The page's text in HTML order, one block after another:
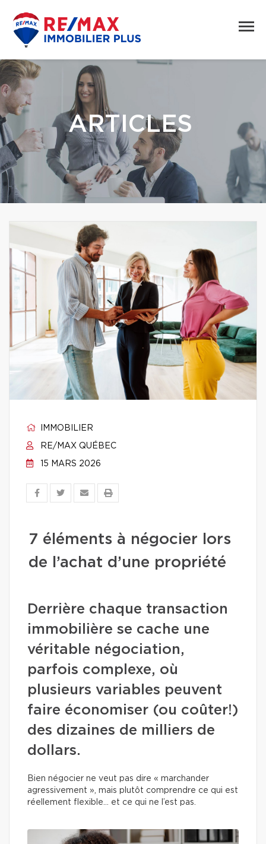
ARTICLES
IMMOBILIER
RE/MAX QUÉBEC
15 MARS 2026
7 éléments à négocier lors
de l’achat d’une propriété
Derrière chaque transaction
immobilière se cache une
véritable négociation,
parfois complexe, où
plusieurs variables peuvent
faire économiser (ou coûter!)
des dizaines de milliers de
dollars.
Bien négocier ne veut pas dire « marchander
agressivement », mais plutôt comprendre ce qui est
réellement flexible… et ce qui ne l’est pas.